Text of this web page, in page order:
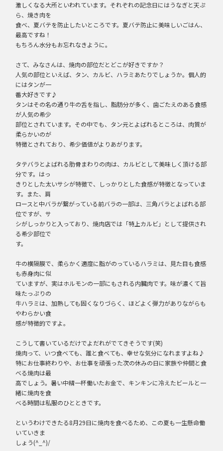
激しくなる大所といわれています。それぞれの記念日にはうなぎと天ぷ
ら、焼き肉を
食べ、夏バテを防止したいところです。夏バテ防止に美味しいごはん、
最高ですね！
もちろん水分もお忘れなきように。
さて、みなさんは、焼肉の部位だとどこが好きですか？
人気の部位といえば、タン、カルビ、ハラミあたりでしょうか。個人的
にはタンが一
番大好きです♪
タンはその名の通り牛の舌を指し、脂肪分が多く、歯ごたえのある食感
が人気の希少
部位とされています。その中でも、タン元とよばれるところは、肉質が
柔らかいのが
特徴とされており、希少価値がよりあがります。
タテバラとよばれる肋骨まわりの肉は、カルビとして美味しく頂ける部
分です。はっ
きりとした太いサシが特徴で、しっかりとした食感が特徴となっていま
す。また、肩
ロースと中バラが繋がっている前バラの一部は、三角バラとよばれる部
位ですが、サ
シがしっかりと入っており、焼肉店では「特上カルビ」として提供され
る希少部位で
す。
牛の横隔膜で、柔らかく適度に脂がのっているハラミは、見た目も食感
も赤身肉に似
ていますが、実はホルモンの一部にもされる内臓肉です。味が濃くて旨
味たっぷりの
牛ハラミは、加熱しても固くなりづらく、ほどよく弾力がありながらも
やわらかい食
感が特徴的ですよ。
こうして書いているだけでよだれがでてきそうです(笑)
焼肉って、いつ食べても、誰と食べても、幸せな気分になれますよね♪
特にお仕事終わりや、お仕事を頑張った次の休みの日に家族や仲間と食
べる焼肉は最
高でしょう。暑い中精一杯働いたお金で、キンキンに冷えたビールと一
緒に焼肉を食
べる時間は私服のひとときです。
というわけできたる8月29日に焼肉を食べるため、この夏も一生懸命働
いていきま
しょう(^_^)/